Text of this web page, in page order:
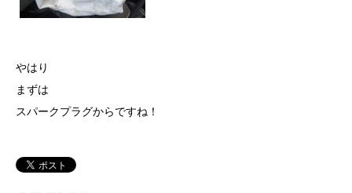
やはり
まずは
スパークプラグからですね！